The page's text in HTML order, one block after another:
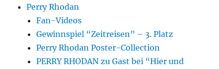
Perry Rhodan
Fan-Videos
Gewinnspiel “Zeitreisen” – 3. Platz
Perry Rhodan Poster-Collection
PERRY RHODAN zu Gast bei “Hier und